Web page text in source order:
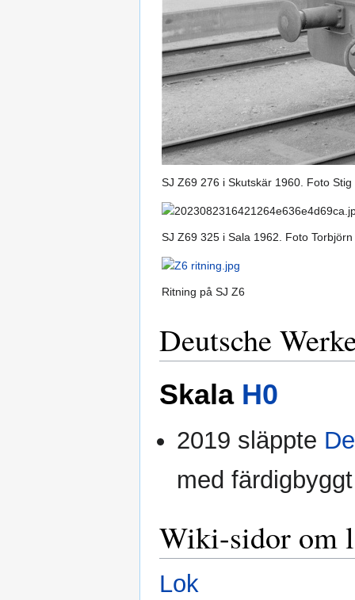
SJ Z69 276 i Skutskär 1960. Foto
SJ Z69 325 i Sala 1962. Foto
Ritning på SJ Z6
Deutsche
Skala H0
2019 släppte
med
Wiki-sidor om
Lok